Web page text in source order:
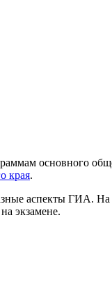
основного
края.
аспекты ГИА.
экзамене.